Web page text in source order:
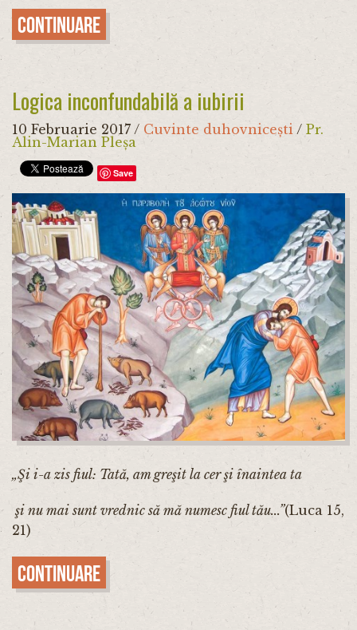
Continuare
Logica inconfundabilă a iubirii
10 Februarie 2017 / Cuvinte duhovnicești / Pr.
Alin-Marian Pleșa
Save
„Şi i-a zis fiul: Tată, am greşit la cer şi înaintea ta
şi nu mai sunt vrednic să mă numesc fiul tău...”(Luca 15,
21)
Continuare